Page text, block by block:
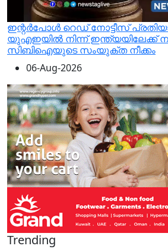
ഇന്റര്‍പോള്‍ റെഡ് നോട്ടീസ്
യുഎഇയില്‍ നിന്ന് ഇന്ത്യയിലേക്ക്
സിബിഐയുടെ സംയുക്ത നീക്കം
06-Aug-2026
Trending